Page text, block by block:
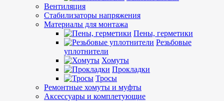
Вентиляция
Стабилизаторы напряжения
Материалы для монтажа
Пены, герметики
Резьбовые
уплотнители
Хомуты
Прокладки
Тросы
Ремонтные хомуты и муфты
Аксессуары и комплетующие